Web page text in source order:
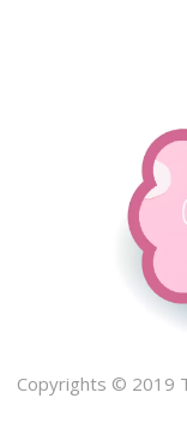
Copyrights © 2019